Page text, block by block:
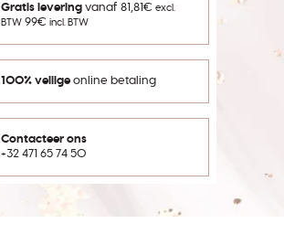
Gratis levering vanaf 81,81€ excl.
BTW 99€ incl. BTW
100% veilige online betaling
Contacteer ons
+32 471 65 74 50